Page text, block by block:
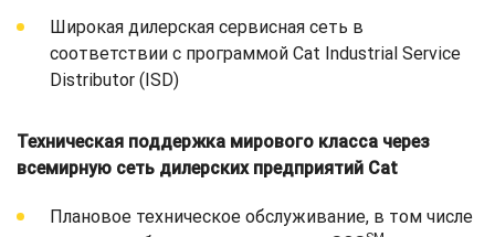
Широкая дилерская сервисная сеть в
соответствии с программой Cat Industrial Service
Distributor (ISD)
Техническая поддержка мирового класса через
всемирную сеть дилерских предприятий Cat
Плановое техническое обслуживание, в том числе